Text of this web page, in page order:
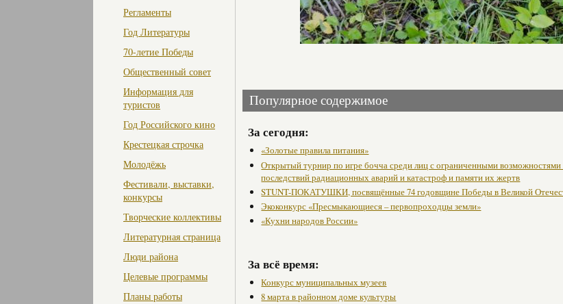
Регламенты
Год Литературы
70-летие Победы
Общественный совет
Информация для
туристов
Год Российского кино
Крестецкая строчка
Молодёжь
Фестивали, выставки,
конкурсы
Творческие коллективы
Литературная страница
Люди района
Целевые программы
Планы работы
Популярное содержимое
За сегодня:
«Золотые правила питания»
Открытый турнир по игре бочча среди лиц с ограниченными
последствий радиационных аварий и катастроф и памяти их жертв
STUNT-ПОКАТУШКИ, посвящённые 74 годовщине Победы в Великой
Экоконкурс «Пресмыкающиеся – первопроходцы земли»
«Кухни народов России»
За всё время:
Конкурс муниципальных музеев
8 марта в районном доме культуры